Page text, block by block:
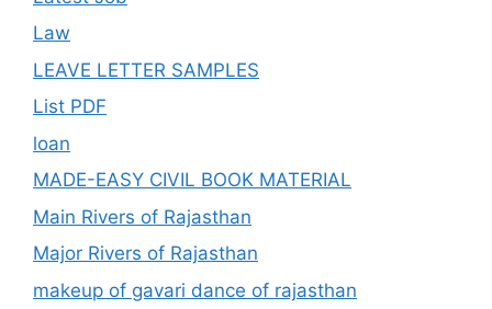
Law
LEAVE LETTER SAMPLES
List PDF
loan
MADE-EASY CIVIL BOOK MATERIAL
Main Rivers of Rajasthan
Major Rivers of Rajasthan
makeup of gavari dance of rajasthan